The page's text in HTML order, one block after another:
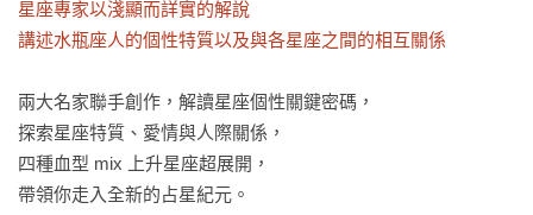
星座專家以淺顯而詳實的解說
講述水瓶座人的個性特質以及與各星座之間的相互關係
兩大名家聯手創作，解讀星座個性關鍵密碼，
探索星座特質、愛情與人際關係，
四種血型 mix 上升星座超展開，
帶領你走入全新的占星紀元。